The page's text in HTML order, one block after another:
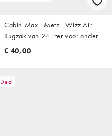
Cabin Max - Metz - Wizz Air -
Rugzak van 24 liter voor onder
de stoel 40 x 30 x 20cm in
€ 40,00
Deal